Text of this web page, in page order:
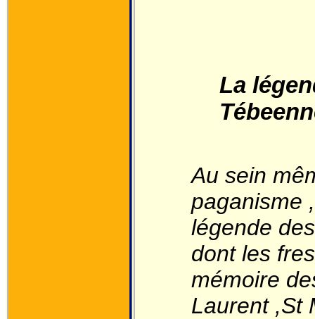
La
Au sein
paganisme
légende
dont les
mémoire
Laurent ,St